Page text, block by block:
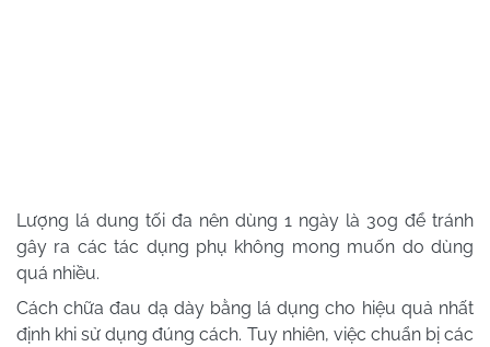
Lượng lá dung tối đa nên dùng 1 ngày là 30g để tránh
gây ra các tác dụng phụ không mong muốn do dùng
quá nhiều.
Cách chữa đau dạ dày bằng lá dụng cho hiệu quả nhất
định khi sử dụng đúng cách. Tuy nhiên, việc chuẩn bị các